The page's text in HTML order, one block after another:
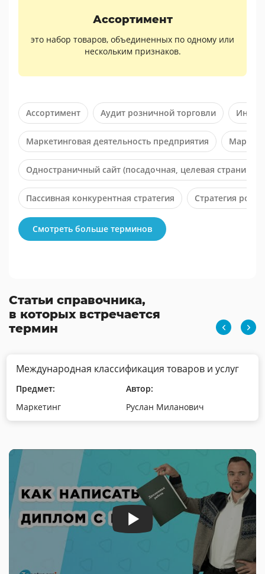
Ассортимент
это набор товаров, объединенных по одному или
нескольким признаков.
Ассортимент Аудит розничной торговли
Маркетинговая деятельность предприятия
Одностраничный сайт (посадочная, целевая страница,
Пассивная конкурентная стратегия Стратегия
Управление развитием территории
Смотреть больше терминов
Статьи справочника,
в которых встречается
термин
Международная классификация товаров и услуг
Предмет:
Маркетинг
Автор:
Руслан Миланович